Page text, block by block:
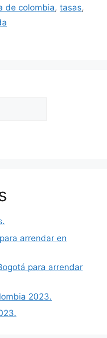
de colombia, tasas,
arrendar en
para arrendar
2023.